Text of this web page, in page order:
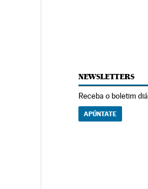
NEWSLETTERS
Receba o boletim
APÚNTATE